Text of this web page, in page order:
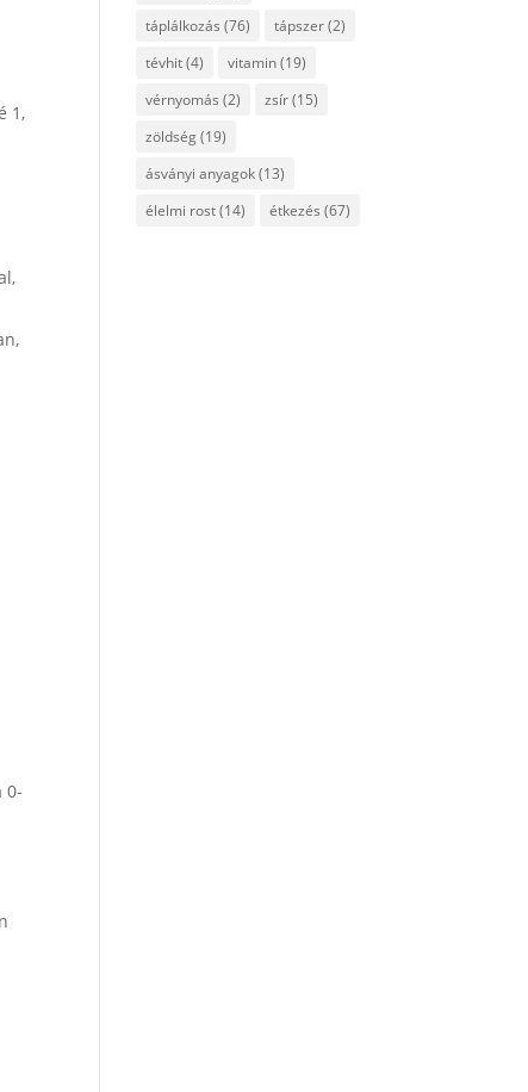
1,
0-
táplálkozás (76) tápszer(2)
tévhit(4) vitamin(19)
vérnyomás (2) zsír(15)
zöldség(19)
ásványi anyagok(13)
élelmi rost(14) étkezés (67)